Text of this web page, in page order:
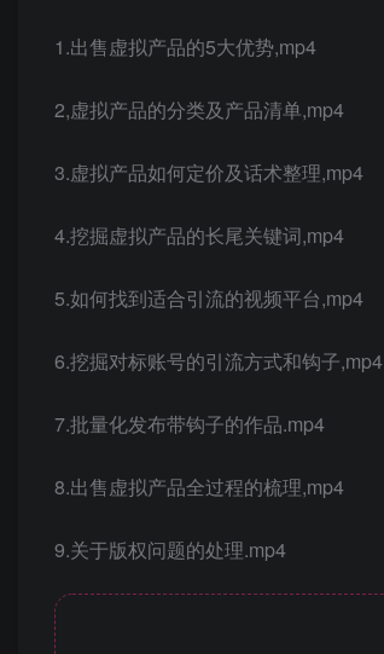
1.出售虚拟产品的5大优势,mp4
2,虚拟产品的分类及产品清单,mp4
3.虚拟产品如何定价及话术整理,mp4
4.挖掘虚拟产品的长尾关键词,mp4
5.如何找到适合引流的视频平台,mp4
6.挖掘对标账号的引流方式和钩子,mp4
7.批量化发布带钩子的作品.mp4
8.出售虚拟产品全过程的梳理,mp4
9.关于版权问题的处理.mp4